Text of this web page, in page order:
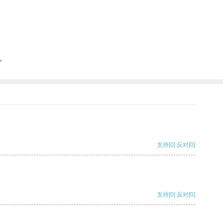
支持[0] 反对[0]
支持[0] 反对[0]